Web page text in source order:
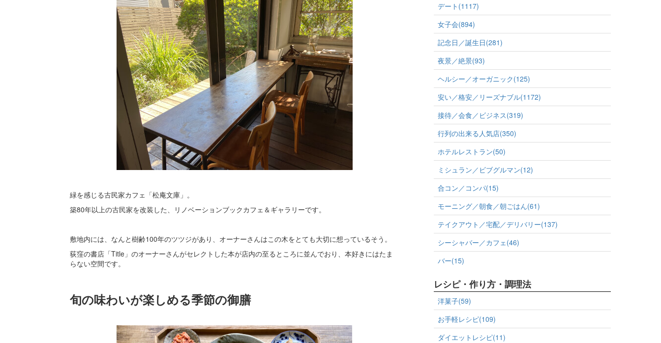
緑を感じる古民家カフェ「松庵文庫」。
築80年以上の古民家を改装した、リノベーションブックカフェ＆ギャラリーです。
敷地内には、なんと樹齢100年のツツジがあり、オーナーさんはこの木をとても大切に想っているそう。
荻窪の書店「Title」のオーナーさんがセレクトした本が店内の至るところに並んでおり、本好きにはたま
らない空間です。
旬の味わいが楽しめる季節の御膳
デート(1117)
女子会(894)
記念日／誕生日(281)
夜景／絶景(93)
ヘルシー／オーガニック(125)
安い／格安／リーズナブル(1172)
接待／会食／ビジネス(319)
行列の出来る人気店(350)
ホテルレストラン(50)
ミシュラン／ビブグルマン(12)
合コン／コンパ(15)
モーニング／朝食／朝ごはん(61)
テイクアウト／宅配／デリバリー(137)
シーシャバー／カフェ(46)
バー(15)
レシピ・作り方・調理法
洋菓子(59)
お手軽レシピ(109)
ダイエットレシピ(11)